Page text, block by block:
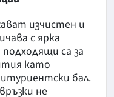
изчистен и
с ярка
са за
като
бал.
не